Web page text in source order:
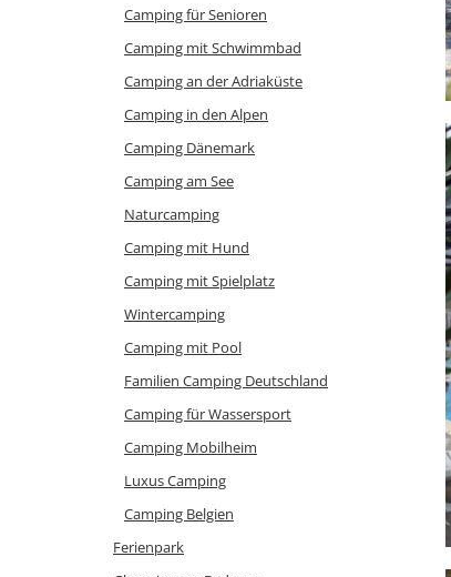
Camping für Senioren
Camping mit Schwimmbad
Camping an der Adriaküste
Camping in den Alpen
Camping Dänemark
Camping am See
Naturcamping
Camping mit Hund
Camping mit Spielplatz
Wintercamping
Camping mit Pool
Familien Camping Deutschland
Camping für Wassersport
Camping Mobilheim
Luxus Camping
Camping Belgien
Ferienpark